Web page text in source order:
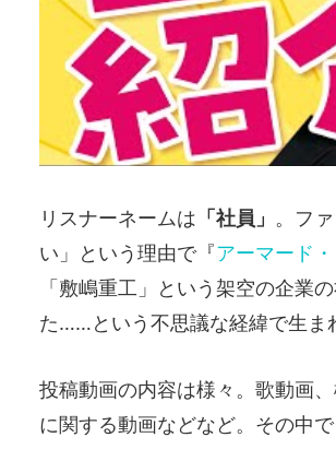
リスナーネームは 「社員」 。フ
い」という理由で『アーマード
「敷嶋重工」という架空の企業
た……という不思議な経緯で生ま
投稿動画の内容は様々。歌動画
に関する動画などなど。その中